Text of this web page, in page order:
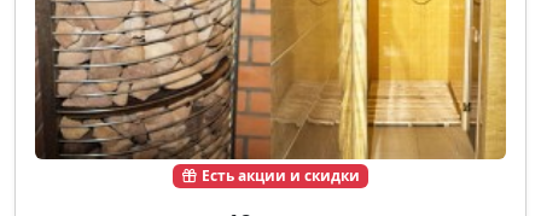
Есть акции и скидки